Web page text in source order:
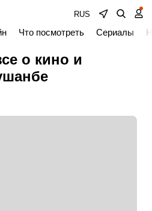
RUS
Что посмотреть Сериалы
о кино и